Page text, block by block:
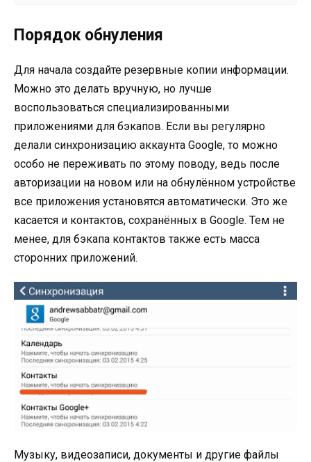
Порядок обнуления
Для начала создайте резервные копии информации.
Можно это делать вручную, но лучше
воспользоваться специализированными
приложениями для бэкапов. Если вы регулярно
делали синхронизацию аккаунта Google, то можно
особо не переживать по этому поводу, ведь после
авторизации на новом или на обнулённом устройстве
все приложения установятся автоматически. Это же
касается и контактов, сохранённых в Google. Тем не
менее, для бэкапа контактов также есть масса
сторонних приложений.
Музыку, видеозаписи, документы и другие файлы